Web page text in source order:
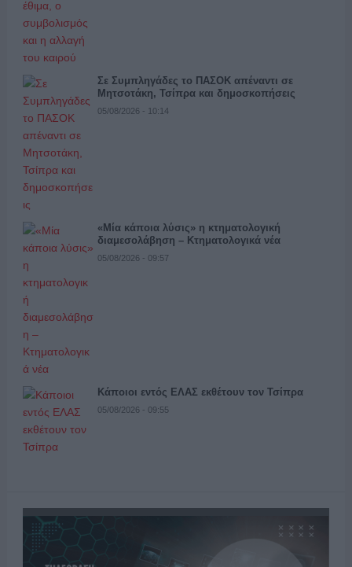
Σε Συμπληγάδες το ΠΑΣΟΚ απέναντι σε
Μητσοτάκη, Τσίπρα και δημοσκοπήσεις
05/08/2026 - 10:14
«Μία κάποια λύσις» η κτηματολογική
διαμεσολάβηση – Κτηματολογικά νέα
05/08/2026 - 09:57
Κάποιοι εντός ΕΛΑΣ εκθέτουν τον Τσίπρα
05/08/2026 - 09:55